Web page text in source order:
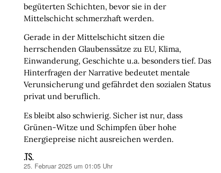
begüterten Schichten, bevor sie in der
Mittelschicht schmerzhaft werden.
Gerade in der Mittelschicht sitzen die
herrschenden Glaubenssätze zu EU, Klima,
Einwanderung, Geschichte u.a. besonders tief. Das
Hinterfragen der Narrative bedeutet mentale
Verunsicherung und gefährdet den sozialen Status
privat und beruflich.
Es bleibt also schwierig. Sicher ist nur, dass
Grünen-Witze und Schimpfen über hohe
Energiepreise nicht ausreichen werden.
.TS.
sagt:
25. Februar 2025 um 01:05 Uhr